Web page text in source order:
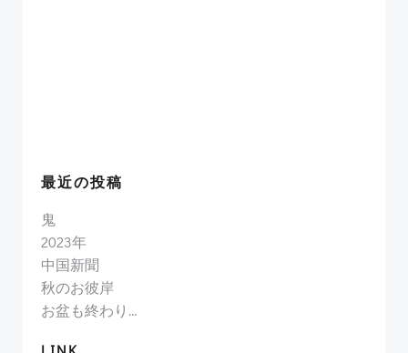
最近の投稿
鬼
2023年
中国新聞
秋のお彼岸
お盆も終わり…